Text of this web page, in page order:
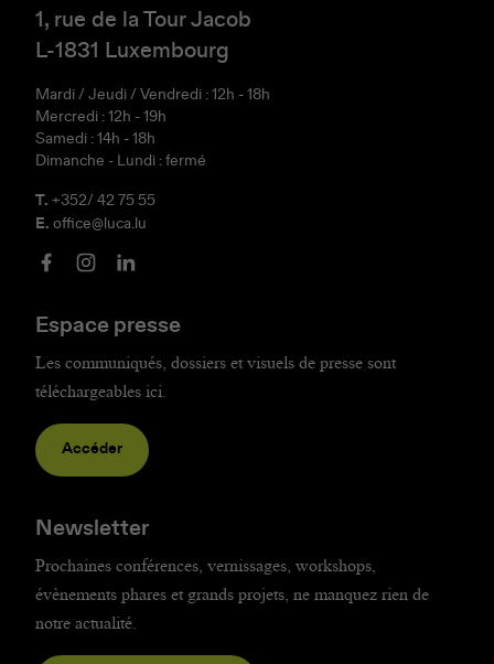
1, rue de la Tour Jacob
L-1831 Luxembourg
Mardi / Jeudi / Vendredi : 12h - 18h
Mercredi : 12h - 19h
Samedi : 14h - 18h
Dimanche - Lundi : fermé
T. +352/ 42 75 55
E. office@luca.lu
Espace presse
Les communiqués, dossiers et visuels de presse sont
téléchargeables ici.
Accéder
Newsletter
Prochaines conférences, vernissages, workshops,
évènements phares et grands projets, ne manquez rien de
notre actualité.